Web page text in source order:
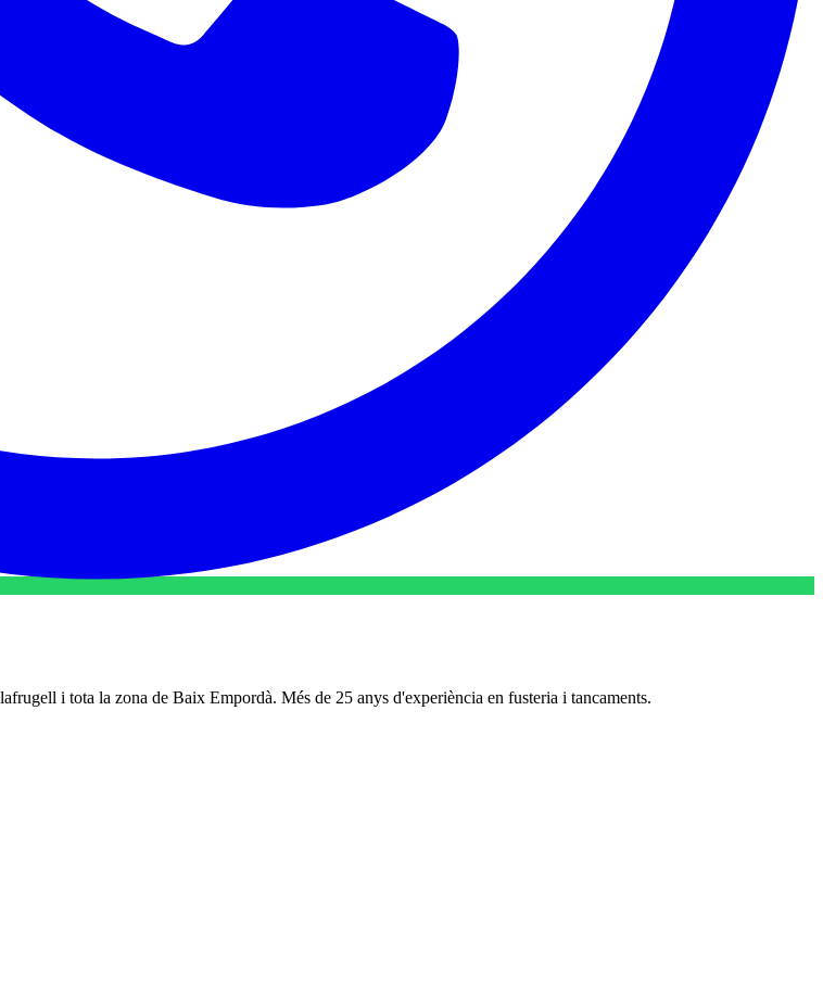
i tota la zona de Baix Empordà. Més de 25 anys d'experiència en fusteria i tancaments.